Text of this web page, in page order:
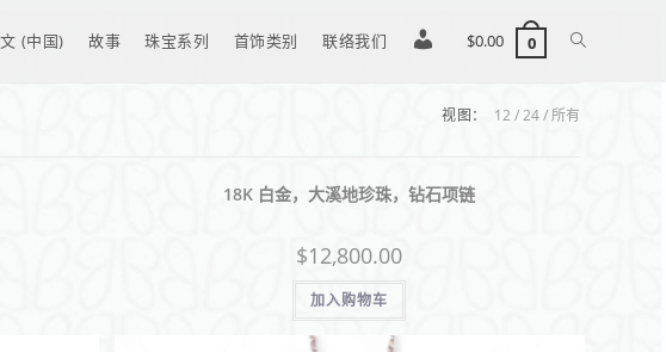
(中国) 故事 珠宝系列 首饰类别 联络我们
入
/
$0.00 0
视图： 12 24 所有
18K 白金，大溪地珍珠，钻石项链
$12,800.00
加入购物车